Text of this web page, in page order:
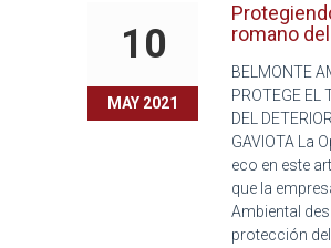
10
MAY 2021
romano
BELMONTE
PROTEGE EL
DEL
GAVIOTA La
eco en este
que la
Ambiental
protección